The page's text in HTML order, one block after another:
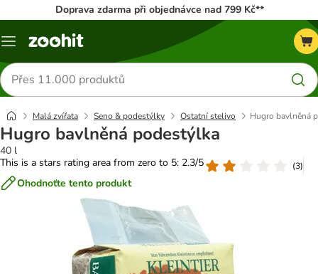
Doprava zdarma při objednávce nad 799 Kč**
Menu
Hledat
produkty
Malá zvířata Seno & podestýlky Ostatní stelivo Hugro bavlněná
Hugro bavlněná podestýlka
40 l
This is a stars rating area from zero to 5: 2.3/5
(3)
Ohodnoťte tento produkt